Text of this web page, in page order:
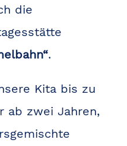
die
.
Kita bis zu
ab zwei Jahren,